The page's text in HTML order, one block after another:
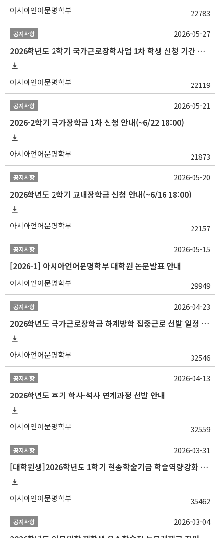
아시아언어문명학부 22783
공지사항
2026학년도 2학기 국가근로장학사업 1차 학생 신청 기간 안내
아시아언어문명학부 22119
2026-05-27
공지사항
2026-2학기 국가장학금 1차 신청 안내(~6/22 18:00)
아시아언어문명학부 21873
2026-05-21
공지사항
2026학년도 2학기 교내장학금 신청 안내(~6/16 18:00)
아시아언어문명학부 22157
2026-05-20
공지사항
[2026-1] 아시아언어문명학부 대학원 논문발표 안내
아시아언어문명학부 29949
2026-05-15
공지사항
2026학년도 국가근로장학금 하계방학 집중근로 선발 일정 안내
아시아언어문명학부 32546
2026-04-23
공지사항
2026학년도 후기 학사·석사 연계과정 선발 안내
아시아언어문명학부 32559
2026-04-13
공지사항
[대학원생]2026학년도 1학기 현송학술기금 학술역량강화 사업 안내
아시아언어문명학부 35462
2026-03-31
공지사항 2026-03-04